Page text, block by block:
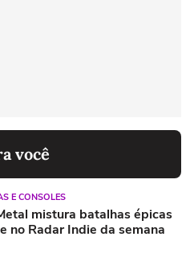
você
E CONSOLES
mistura batalhas épicas
no Radar Indie da semana